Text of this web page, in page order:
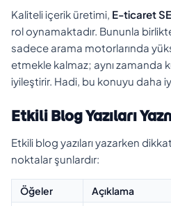
Kaliteli içerik üretimi, E-ticaret
rol oynamaktadır. Bununla
sadece arama motorlarında
etmekle kalmaz; aynı zamanda
iyileştirir. Hadi, bu konuyu daha
Etkili Blog Yazıları
Etkili blog yazıları yazarken
noktalar şunlardır:
Öğeler
Açıklama